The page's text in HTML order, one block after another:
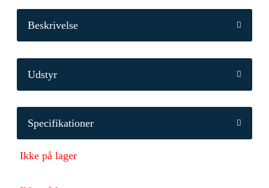
Beskrivelse
Udstyr
Specifikationer
Ikke på lager